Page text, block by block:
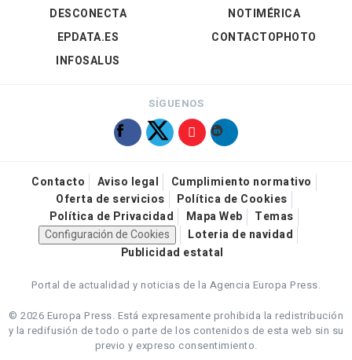
DESCONECTA
EPDATA.ES
INFOSALUS
NOTIMÉRICA
CONTACTOPHOTO
SÍGUENOS
Contacto Aviso legal
Cumplimiento normativo
Oferta de servicios
Política de Cookies
Política de Privacidad
Mapa Web
Temas
Configuración de Cookies
Loteria de navidad
Publicidad estatal
Portal de actualidad y noticias de la Agencia Europa Press.
© 2026 Europa Press. Está expresamente prohibida la redistribución
y la redifusión de todo o parte de los contenidos de esta web sin su
previo y expreso consentimiento.